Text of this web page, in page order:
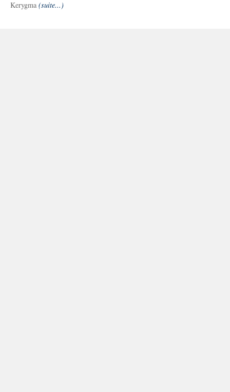
Kerygma (suite...)